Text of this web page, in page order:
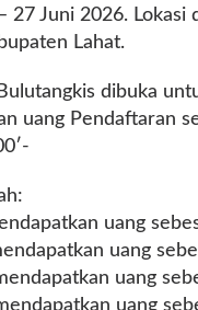
27 Juni 2026. Lokasi
Lahat.
dibuka
uang Pendaftaran
uang
uang
uang
uang